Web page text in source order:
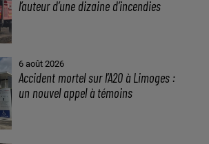
l’auteur d’une dizaine d’incendies
6 août 2026
Accident mortel sur l’A20 à Limoges :
un nouvel appel à témoins